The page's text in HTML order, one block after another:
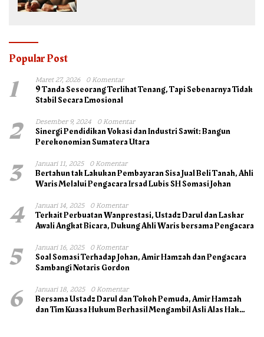
Popular Post
1 Maret 27, 2026 0 Komentar
9 Tanda Seseorang Terlihat Tenang, Tapi Sebenarnya Tidak
Stabil Secara Emosional
2 Desember 9, 2024 0 Komentar
Sinergi Pendidikan Vokasi dan Industri Sawit: Bangun
Perekonomian Sumatera Utara
3 Januari 11, 2025 0 Komentar
Bertahun tak Lakukan Pembayaran Sisa Jual Beli Tanah, Ahli
Waris Melalui Pengacara Irsad Lubis SH Somasi Johan
4 Januari 14, 2025 0 Komentar
Terkait Perbuatan Wanprestasi, Ustadz Darul dan Laskar
Awali Angkat Bicara, Dukung Ahli Waris bersama Pengacara
5 Januari 16, 2025 0 Komentar
Soal Somasi Terhadap Johan, Amir Hamzah dan Pengacara
Sambangi Notaris Gordon
6 Januari 18, 2025 0 Komentar
Bersama Ustadz Darul dan Tokoh Pemuda, Amir Hamzah
dan Tim Kuasa Hukum Berhasil Mengambil Asli Alas Hak